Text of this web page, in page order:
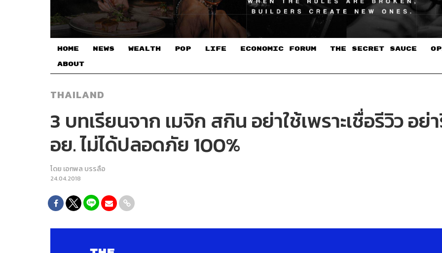
HOME NEWS WEALTH POP LIFE ECONOMIC FORUM THE SECRET SAUCE​
ABOUT
THAILAND
3 บทเรียนจาก เมจิก สกิน อย่าใช้เพราะเชื่อรีวิว อย่
อย. ไม่ได้ปลอดภัย 100%
โดย เอกพล บรรลือ
24.04.2018